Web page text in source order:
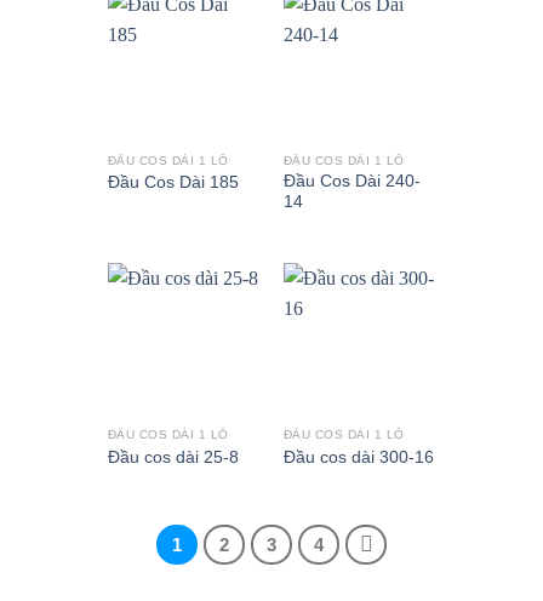
ĐẦU COS DÀI 1 LỖ
Đầu Cos Dài 185
ĐẦU COS DÀI 1 LỖ
Đầu Cos Dài 240-
14
ĐẦU COS DÀI 1 LỖ
Đầu cos dài 25-8
ĐẦU COS DÀI 1 LỖ
Đầu cos dài 300-16
1 2 3 4